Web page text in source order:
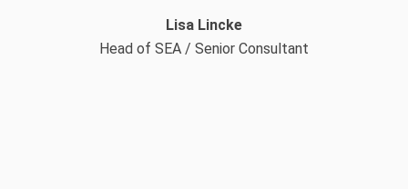
Lisa Lincke
Head of SEA / Senior Consultant